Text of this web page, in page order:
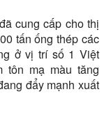
cung cấp cho thị
tấn ống thép các
ở vị trí số 1 Việt
tôn mạ màu tăng
đẩy mạnh xuất